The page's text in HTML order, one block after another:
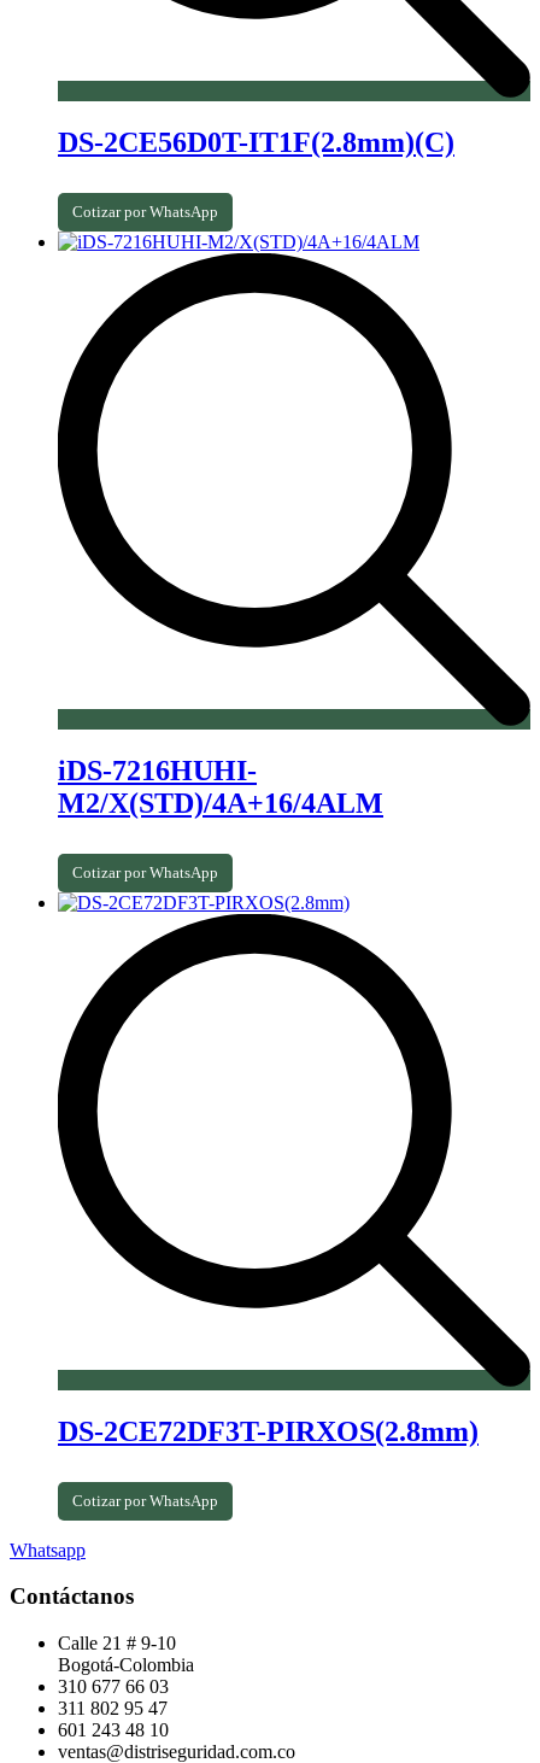
DS-2CE56D0T-IT1F(2.8mm)(C)
Cotizar por WhatsApp
iDS-7216HUHI-
M2/X(STD)/4A+16/4ALM
Cotizar por WhatsApp
DS-2CE72DF3T-PIRXOS(2.8mm)
Cotizar por WhatsApp
Whatsapp
Contáctanos
Calle 21 # 9-10
Bogotá-Colombia
310 677 66 03
311 802 95 47
601 243 48 10
ventas@distriseguridad.com.co